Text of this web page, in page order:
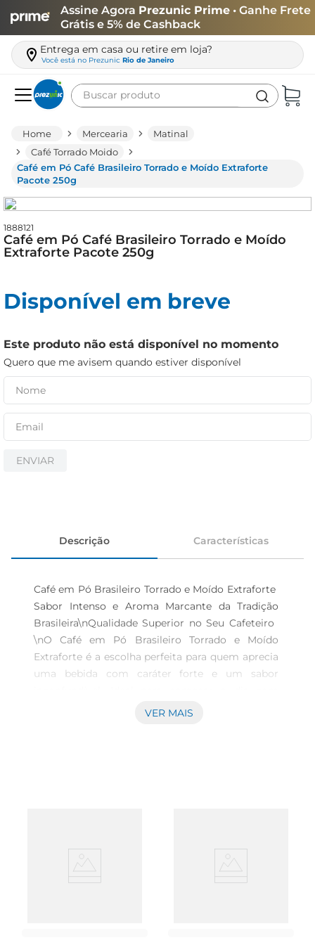
Assine Agora Prezunic Prime • Ganhe Frete
Grátis e 5% de Cashback
Entrega em casa ou retire em loja?
Você está no Prezunic Rio de Janeiro
Buscar produto
Mercearia
Matinal
Café Torrado Moido
Café em Pó Café Brasileiro Torrado e Moído Extraforte
Pacote 250g
1888121
Café em Pó Café Brasileiro Torrado e Moído
Extraforte Pacote 250g
Disponível em breve
Este produto não está disponível no momento
Quero que me avisem quando estiver disponível
ENVIAR
Descrição Características
Café em Pó Brasileiro Torrado e Moído Extraforte
Sabor Intenso e Aroma Marcante da Tradição
Brasileira\nQualidade Superior no Seu Cafeteiro
\nO Café em Pó Brasileiro Torrado e Moído
Extraforte é a escolha perfeita para quem aprecia
uma bebida com caráter forte e um sabor
energia ou para um momento de pausa
destacam pela robustez e intensidade,
VER MAIS
leite
azeite
iogurte
papel higiênico
cerveja